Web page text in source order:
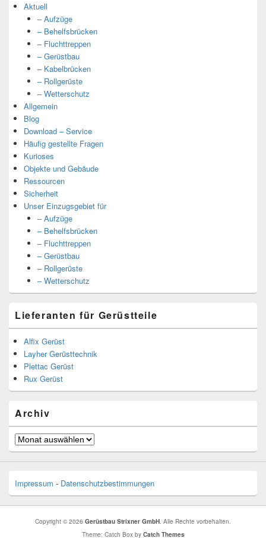
Aktuell
– Aufzüge
– Behelfsbrücken
– Fluchttreppen
– Gerüstbau
– Kabelbrücken
– Rollgerüste
– Wetterschutz
Allgemein
Blog
Download – Service
Häufig gestellte Fragen
Kurioses
Objekte und Gebäude
Ressourcen
Sicherheit
Unser Einzugsgebiet für
– Aufzüge
– Behelfsbrücken
– Fluchttreppen
– Gerüstbau
– Rollgerüste
– Wetterschutz
Lieferanten für Gerüstteile
Alfix Gerüst
Layher Gerüsttechnik
Plettac Gerüst
Rux Gerüst
Archiv
Archiv
Impressum - Datenschutzbestimmungen
Copyright © 2026 Gerüstbau Strixner GmbH. Alle Rechte vorbehalten.
Theme: Catch Box by Catch Themes